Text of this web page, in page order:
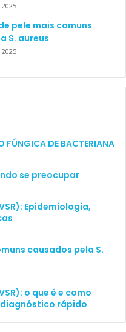
pele mais comuns
S. aureus
FÚNGICA DE BACTERIANA
se preocupar
Epidemiologia,
causados pela S.
o que é e como
rápido